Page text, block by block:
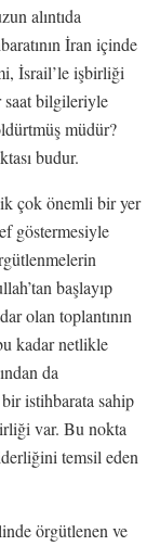
alıntıda
İran içinde
İsrail’le işbirliği
saat bilgileriyle
müdür?
budur.
çok önemli bir yer
göstermesiyle
başlayıp
olan toplantının
kadar netlikle
da
istihbarata sahip
var. Bu nokta
temsil eden
örgütlenen ve